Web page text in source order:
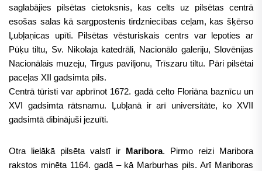
saglabājies pilsētas cietoksnis, kas celts uz pilsētas centrā
esošas salas kā sargpostenis tirdzniecības ceļam, kas šķērso
Ļubļaņicas upīti. Pilsētas vēsturiskais centrs var lepoties ar
Pūķu tiltu, Sv. Nikolaja katedrāli, Nacionālo galeriju, Slovēnijas
Nacionālais muzeju, Tirgus paviljonu, Trīszaru tiltu. Pāri pilsētai
paceļas XII gadsimta pils.
Centrā tūristi var apbrīnot 1672. gadā celto Floriāna baznīcu un
XVI gadsimta rātsnamu. Ļubļanā ir arī universitāte, ko XVII
gadsimtā dibinājuši jezuīti.
Otra lielākā pilsēta valstī ir Maribora. Pirmo reizi Maribora
rakstos minēta 1164. gadā – kā Marburhas pils. Arī Mariboras